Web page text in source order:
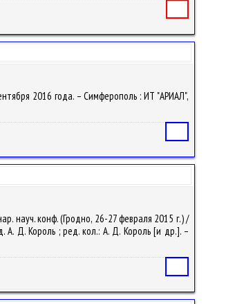
2016 года. – Симферополь : ИТ "АРИАЛ",
науч. конф. (Гродно, 26-27 февраля 2015 г.) /
А. Д. Король ; ред. кол.: А. Д. Король [и др.]. –